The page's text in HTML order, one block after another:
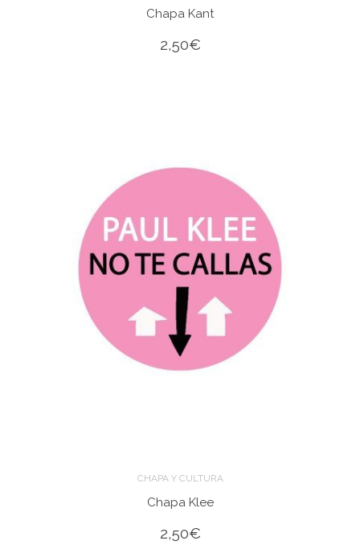
Chapa Kant
2,50€
CHAPA Y CULTURA
Chapa Klee
2,50€